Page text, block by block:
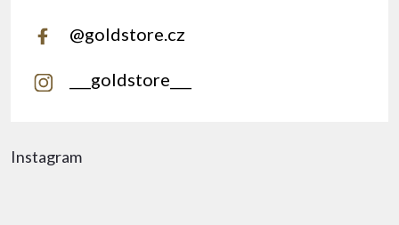
Instagram
@goldstore.cz
___goldstore___